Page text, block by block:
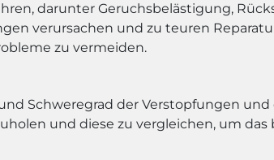
darunter Geruchsbelästigung,
verursachen und zu teuren
zu vermeiden.
Schweregrad der Verstopfungen und
und diese zu vergleichen, um das